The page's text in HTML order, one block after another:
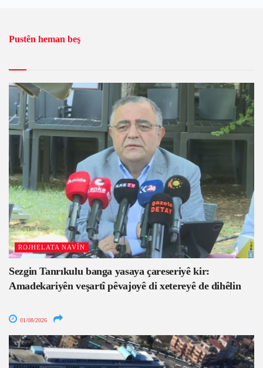
Pustên heman beş
ROJHELATA NAVÎN
Sezgin Tanrıkulu banga yasaya çareseriyê kir:
Amadekariyên veşartî pêvajoyê di xetereyê de dihêlin
01/08/2026